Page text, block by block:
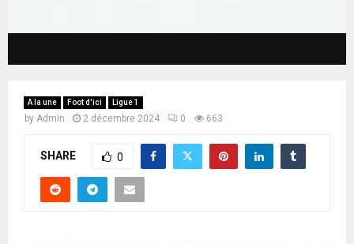
A la une Foot d'ici Ligue 1
by Admin 2 décembre 2024 0 663
SHARE 0